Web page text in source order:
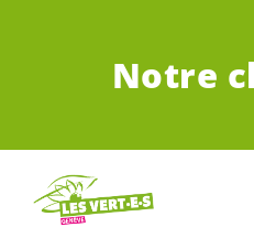
Notre